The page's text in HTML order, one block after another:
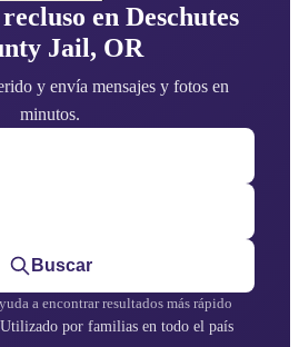
en Deschutes
Jail, OR
y envía mensajes y fotos en
minutos.
Buscar
a encontrar resultados más rápido
Utilizado por familias en todo el país